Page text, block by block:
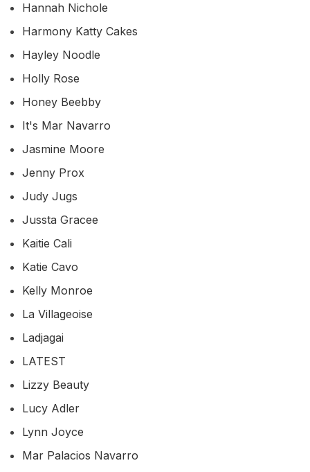
Hannah Nichole
Harmony Katty Cakes
Hayley Noodle
Holly Rose
Honey Beebby
It's Mar Navarro
Jasmine Moore
Jenny Prox
Judy Jugs
Jussta Gracee
Kaitie Cali
Katie Cavo
Kelly Monroe
La Villageoise
Ladjagai
LATEST
Lizzy Beauty
Lucy Adler
Lynn Joyce
Mar Palacios Navarro